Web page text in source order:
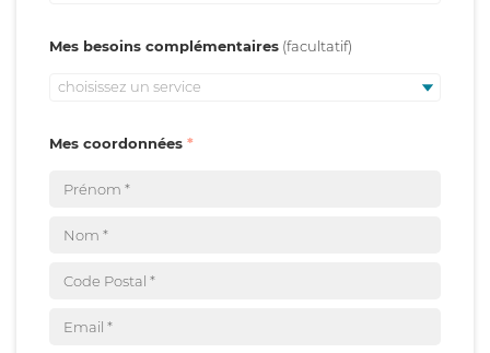
Mes besoins complémentaires
choisissez un service
Mes coordonnées